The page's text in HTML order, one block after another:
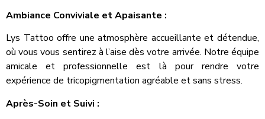
Ambiance Conviviale et Apaisante :
Lys Tattoo offre une atmosphère accueillante et détendue,
où vous vous sentirez à l’aise dès votre arrivée. Notre équipe
amicale et professionnelle est là pour rendre votre
expérience de tricopigmentation agréable et sans stress.
Après-Soin et Suivi :